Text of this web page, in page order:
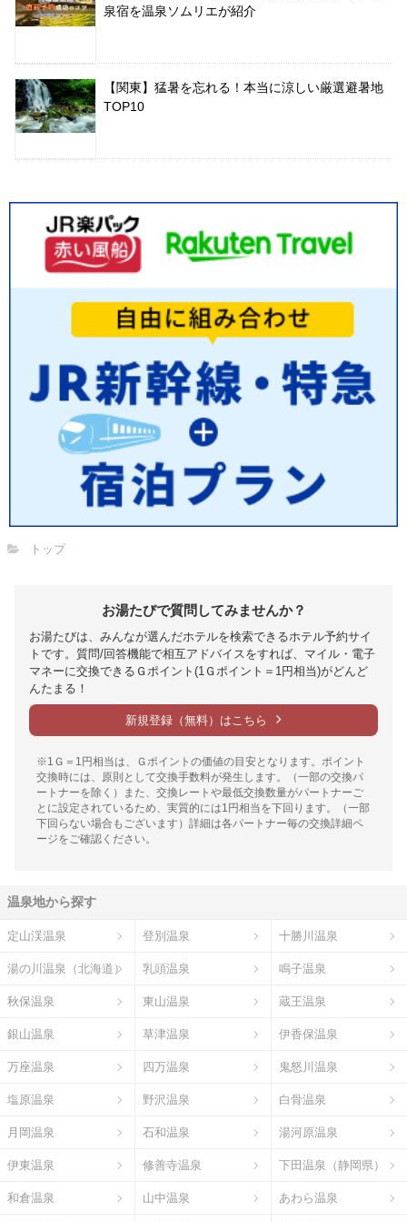
泉宿を温泉ソムリエが紹介
【関東】猛暑を忘れる！本当に涼しい厳選避暑地
TOP10
トップ
お湯たびで質問してみませんか？
お湯たびは、みんなが選んだホテルを検索できるホテル予約サイ
トです。質問/回答機能で相互アドバイスをすれば、マイル・電子
マネーに交換できるＧポイント(1Ｇポイント＝1円相当)がどんど
んたまる！
新規登録（無料）はこちら
※1Ｇ＝1円相当は、Ｇポイントの価値の目安となります。ポイント
交換時には、原則として交換手数料が発生します。（一部の交換パ
ートナーを除く）また、交換レートや最低交換数量がパートナーご
とに設定されているため、実質的には1円相当を下回ります。（一部
下回らない場合もございます）詳細は各パートナー毎の交換詳細ペ
ージをご確認ください。
温泉地から探す
定山渓温泉 登別温泉 十勝川温泉
湯の川温泉（北海道） 乳頭温泉 鳴子温泉
秋保温泉 東山温泉 蔵王温泉
銀山温泉 草津温泉 伊香保温泉
万座温泉 四万温泉 鬼怒川温泉
塩原温泉 野沢温泉 白骨温泉
月岡温泉 石和温泉 湯河原温泉
伊東温泉 修善寺温泉 下田温泉（静岡県）
和倉温泉 山中温泉 あわら温泉